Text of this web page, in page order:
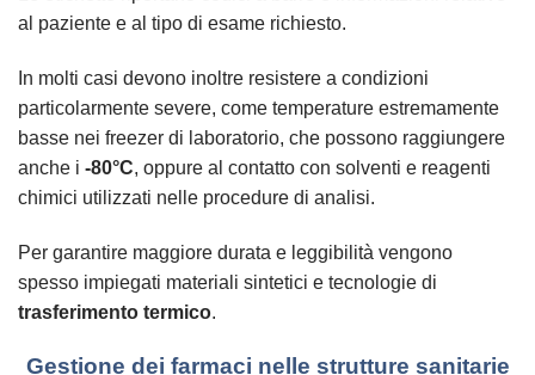
al paziente e al tipo di esame richiesto.
In molti casi devono inoltre resistere a condizioni
particolarmente severe, come temperature estremamente
basse nei freezer di laboratorio, che possono raggiungere
anche i -80°C, oppure al contatto con solventi e reagenti
chimici utilizzati nelle procedure di analisi.
Per garantire maggiore durata e leggibilità vengono
spesso impiegati materiali sintetici e tecnologie di
trasferimento termico.
Gestione dei farmaci nelle strutture sanitarie